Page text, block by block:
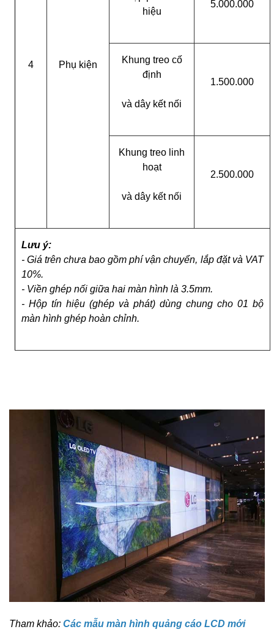
4 Phụ kiện
hiệu
5.000.000
Khung treo cố
định
và dây kết nối
1.500.000
Khung treo linh
hoạt
và dây kết nối
2.500.000
Lưu ý:
- Giá trên chưa bao gồm phí vận chuyển, lắp đặt và VAT
10%.
- Viền ghép nối giữa hai màn hình là 3.5mm.
- Hộp tín hiệu (ghép và phát) dùng chung cho 01 bộ
màn hình ghép hoàn chỉnh.
Tham khảo: Các mẫu màn hình quảng cáo LCD mới